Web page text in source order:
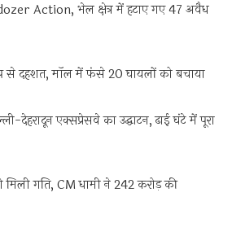
Action, भेल क्षेत्र में हटाए गए 47 अवैध
से दहशत, मॉल में फंसे 20 घायलों को बचाया
देहरादून एक्सप्रेसवे का उद्घाटन, ढाई घंटे में पूरा
मिली गति, CM धामी ने 242 करोड़ की